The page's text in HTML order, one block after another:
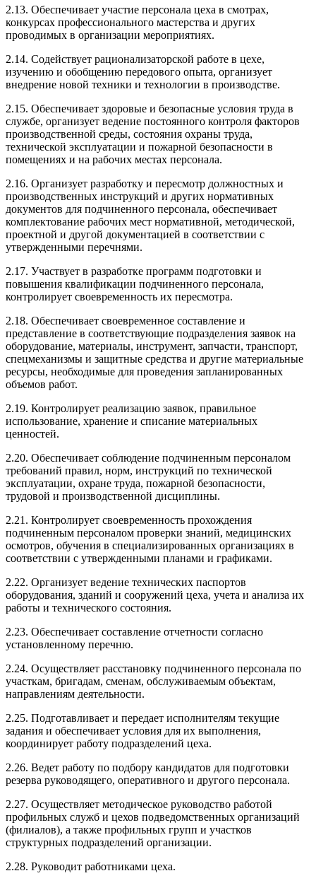
2.13. Обеспечивает участие персонала цеха в смотрах,
конкурсах профессионального мастерства и других
проводимых в организации мероприятиях.
2.14. Содействует рационализаторской работе в цехе,
изучению и обобщению передового опыта, организует
внедрение новой техники и технологии в производстве.
2.15. Обеспечивает здоровые и безопасные условия труда в
службе, организует ведение постоянного контроля факторов
производственной среды, состояния охраны труда,
технической эксплуатации и пожарной безопасности в
помещениях и на рабочих местах персонала.
2.16. Организует разработку и пересмотр должностных и
производственных инструкций и других нормативных
документов для подчиненного персонала, обеспечивает
комплектование рабочих мест нормативной, методической,
проектной и другой документацией в соответствии с
утвержденными перечнями.
2.17. Участвует в разработке программ подготовки и
повышения квалификации подчиненного персонала,
контролирует своевременность их пересмотра.
2.18. Обеспечивает своевременное составление и
представление в соответствующие подразделения заявок на
оборудование, материалы, инструмент, запчасти, транспорт,
спецмеханизмы и защитные средства и другие материальные
ресурсы, необходимые для проведения запланированных
объемов работ.
2.19. Контролирует реализацию заявок, правильное
использование, хранение и списание материальных
ценностей.
2.20. Обеспечивает соблюдение подчиненным персоналом
требований правил, норм, инструкций по технической
эксплуатации, охране труда, пожарной безопасности,
трудовой и производственной дисциплины.
2.21. Контролирует своевременность прохождения
подчиненным персоналом проверки знаний, медицинских
осмотров, обучения в специализированных организациях в
соответствии с утвержденными планами и графиками.
2.22. Организует ведение технических паспортов
оборудования, зданий и сооружений цеха, учета и анализа их
работы и технического состояния.
2.23. Обеспечивает составление отчетности согласно
установленному перечню.
2.24. Осуществляет расстановку подчиненного персонала по
участкам, бригадам, сменам, обслуживаемым объектам,
направлениям деятельности.
2.25. Подготавливает и передает исполнителям текущие
задания и обеспечивает условия для их выполнения,
координирует работу подразделений цеха.
2.26. Ведет работу по подбору кандидатов для подготовки
резерва руководящего, оперативного и другого персонала.
2.27. Осуществляет методическое руководство работой
профильных служб и цехов подведомственных организаций
(филиалов), а также профильных групп и участков
структурных подразделений организации.
2.28. Руководит работниками цеха.